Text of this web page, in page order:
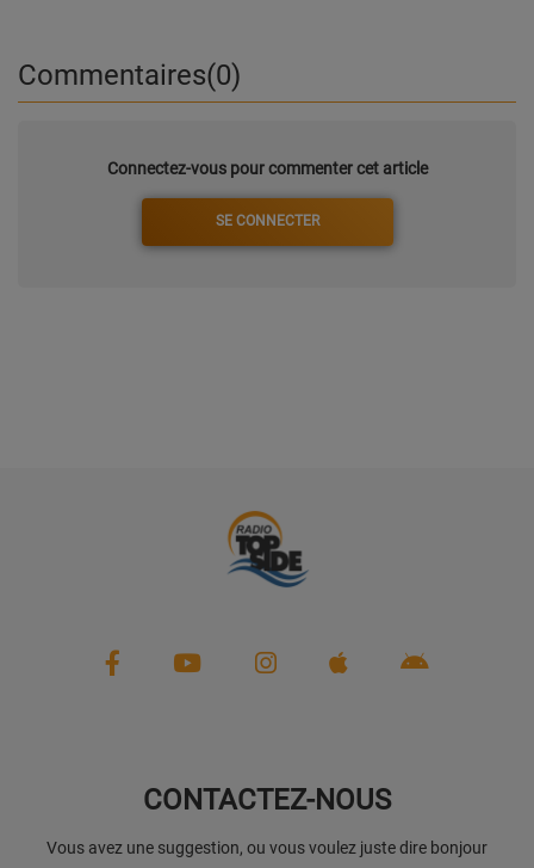
Commentaires(0)
Connectez-vous pour commenter cet article
SE CONNECTER
CONTACTEZ-NOUS
Vous avez une suggestion, ou vous voulez juste dire bonjour